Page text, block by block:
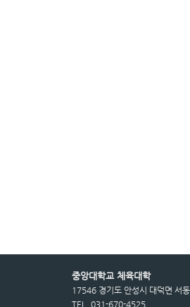
중앙대학교 체육대학
17546 경기도 안성시 대덕면 서
TEL. 031-670-4525